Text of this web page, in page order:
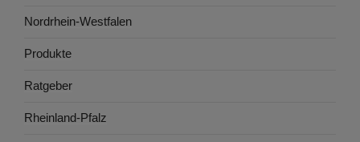
Nordrhein-Westfalen
Produkte
Ratgeber
Rheinland-Pfalz